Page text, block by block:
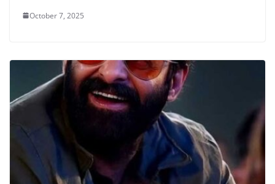
October 7, 2025